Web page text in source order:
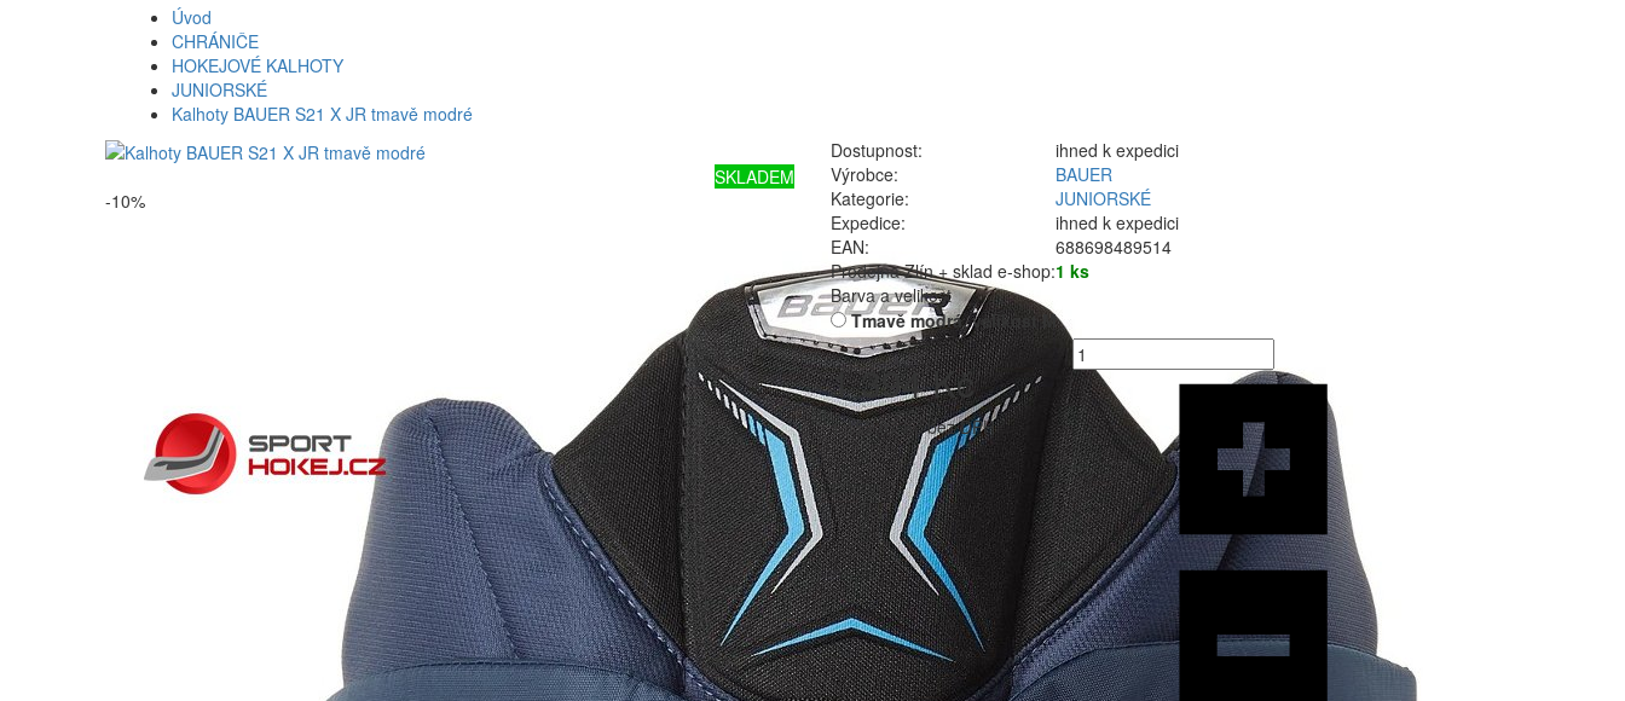
Úvod
CHRÁNIČE
HOKEJOVÉ KALHOTY
JUNIORSKÉ
Kalhoty BAUER S21 X JR tmavě modré
SKLADEM
-10%
Dostupnost:
ihned k expedici
Výrobce:
BAUER
Kategorie:
JUNIORSKÉ
Expedice:
ihned k expedici
EAN:
688698489514
Prodejna Zlín + sklad e-shop:1 ks
Barva a velikost
Tmavě modrá, velikost M
1 394 Kč
1 152,07 Kč bez DPH